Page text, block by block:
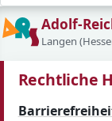
Adolf-
Langen
Rechtliche